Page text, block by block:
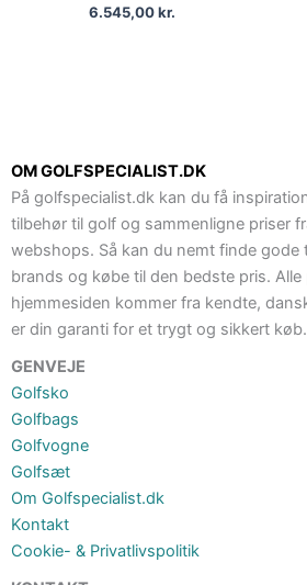
6.545,00kr.
OM GOLFSPECIALIST.DK
På golfspecialist.dk kan du få
tilbehør til golf og sammenligne priser
webshops. Så kan du nemt finde
brands og købe til den bedste pris. Alle
hjemmesiden kommer fra kendte,
er din garanti for et trygt og sikkert køb.
GENVEJE
Golfsko
Golfbags
Golfvogne
Golfsæt
Om Golfspecialist.dk
Kontakt
Cookie- & Privatlivspolitik